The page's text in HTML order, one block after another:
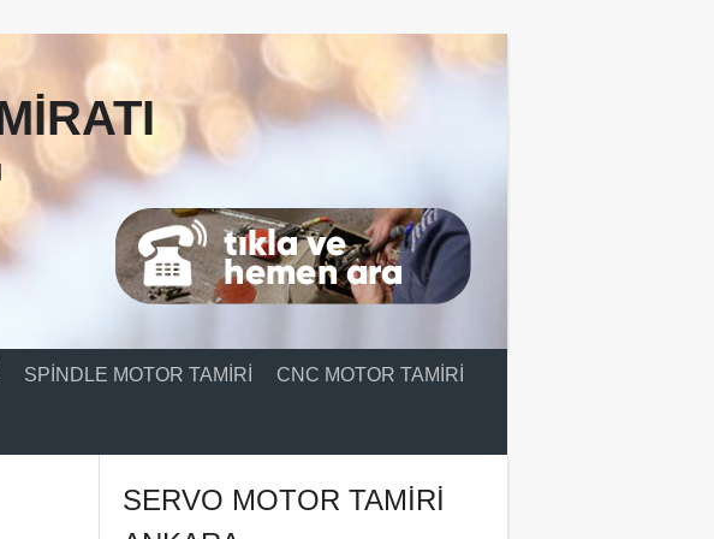
SPINDLE MOTOR TAMIRI CNC MOTOR TAMIRI
SERVO MOTOR TAMIRI